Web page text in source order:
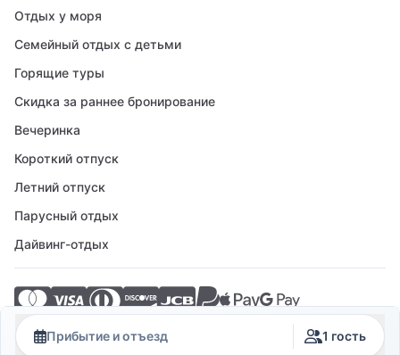
Прибытие и отъезд 1 гость
Отдых у моря
Семейный отдых с детьми
Горящие туры
Скидка за раннее бронирование
Вечеринка
Короткий отпуск
Летний отпуск
Парусный отдых
Дайвинг-отдых
© 2026 Crovillas GmbH